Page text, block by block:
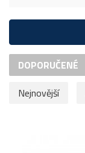
DOPORUČENÉ
Nejnovější